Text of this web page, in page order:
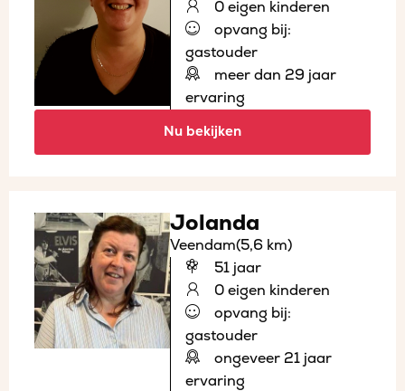
0 eigen kinderen
opvang bij:
gastouder
meer dan 29 jaar
ervaring
Nu bekijken
Jolanda
Veendam(5,6 km)
51 jaar
0 eigen kinderen
opvang bij:
gastouder
ongeveer 21 jaar
ervaring